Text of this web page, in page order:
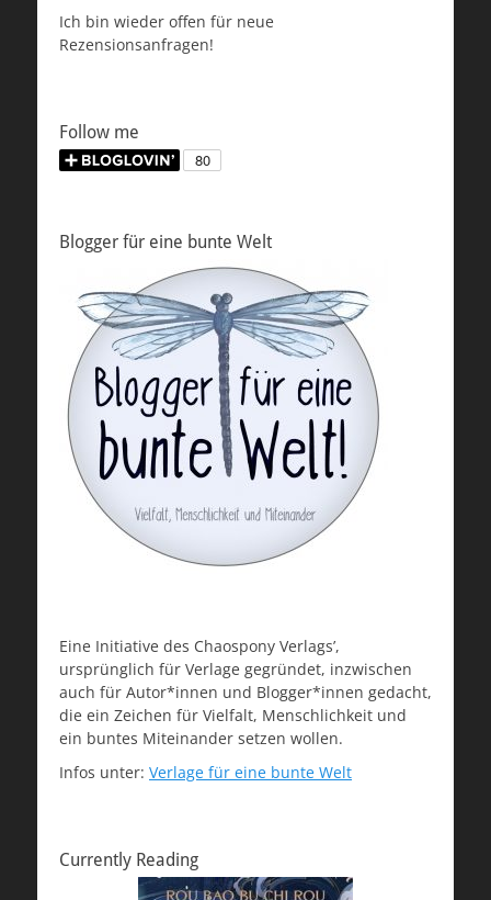
Ich bin wieder offen für neue
Rezensionsanfragen!
Follow me
Blogger für eine bunte Welt
Eine Initiative des Chaospony Verlags’,
ursprünglich für Verlage gegründet, inzwischen
auch für Autor*innen und Blogger*innen gedacht,
die ein Zeichen für Vielfalt, Menschlichkeit und
ein buntes Miteinander setzen wollen.
Infos unter: Verlage für eine bunte Welt
Currently Reading